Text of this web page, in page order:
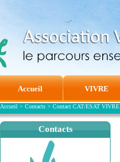
Accueil VIVRE
Accueil > Contacts> Contact CAT/ESAT VIVRE
Contacts